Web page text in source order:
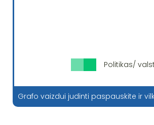
Politikas/
Grafo vaizdui judinti paspauskite ir